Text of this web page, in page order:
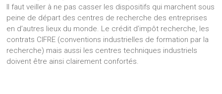
Il faut veiller à ne pas casser les dispositifs qui marchent sous
peine de départ des centres de recherche des entreprises
en d’autres lieux du monde. Le crédit d’impôt recherche, les
contrats CIFRE (conventions industrielles de formation par la
recherche) mais aussi les centres techniques industriels
doivent être ainsi clairement confortés.